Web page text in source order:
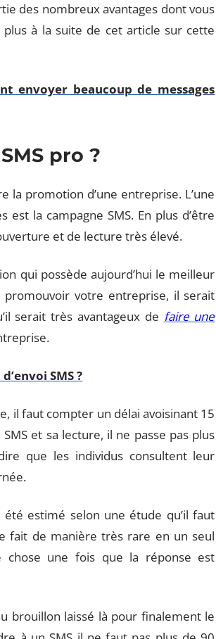
des nombreux avantages dont vous
plus à la suite de cet article sur cette
envoyer beaucoup de messages
pro ?
la promotion d’une entreprise. L’une
la campagne SMS. En plus d’être
et de lecture très élevé.
qui possède aujourd’hui le meilleur
votre entreprise, il serait
serait très avantageux de faire une
SMS ?
il faut compter un délai avoisinant 15
et sa lecture, il ne passe pas plus
que les individus consultent leur
estimé selon une étude qu’il faut
fait de manière très rare en un seul
une fois que la réponse est
brouillon laissé là pour finalement le